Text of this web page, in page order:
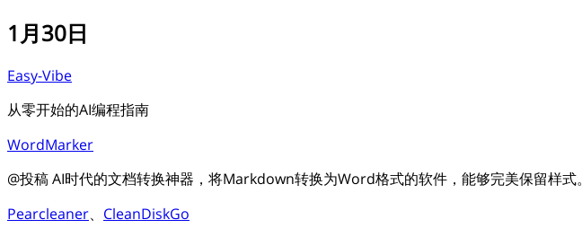
1月30日
Easy-Vibe
从零开始的AI编程指南
WordMarker
@投稿 AI时代的文档转换神器，将Markdown转换为Word格式的软件，能够完美保留样式。
Pearcleaner、 CleanDiskGo